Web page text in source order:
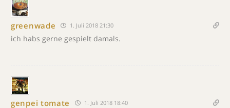
greenwade 1. Juli 2018 21:30
ich habs gerne gespielt damals.
genpei tomate 1. Juli 2018 18:40